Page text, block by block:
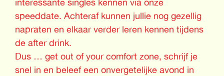
speeddate. Achteraf kunnen jullie nog gezellig
napraten en elkaar verder leren kennen tijdens
de after drink.
Dus … get out of your comfort zone, schrijf je
snel in en beleef een onvergetelijke avond in